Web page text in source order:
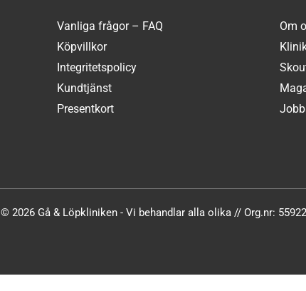
Vanliga frågor – FAQ
Köpvillkor
Integritetspolicy
Kundtjänst
Presentkort
Om
© 2026 Gå & Löpkliniken - Vi behandlar alla olika // Org.nr: